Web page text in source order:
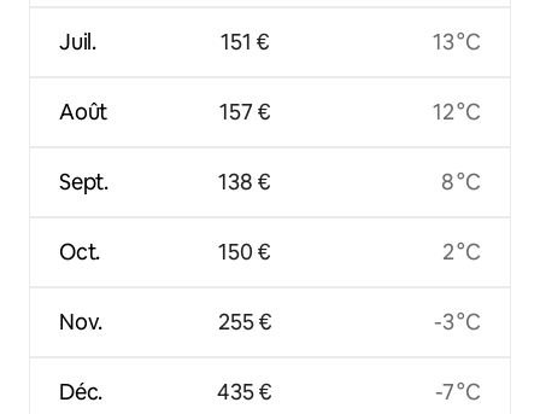
Juil.
Août
Sept.
Oct.
Nov.
Déc.
151 €
157 €
138 €
150 €
255 €
435 €
13 °C
12 °C
8 °C
2 °C
-3 °C
-7 °C